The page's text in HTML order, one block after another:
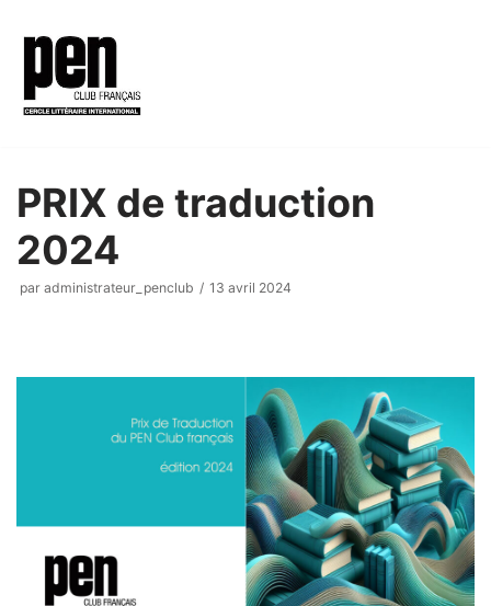
au
contenu
PRIX de traduction
2024
par administrateur_penclub 13 avril 2024